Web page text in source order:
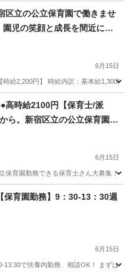
区立の公立保育園で働きませ
園児の笑顔と成長を間近に感
大募集キャンペーン手当支
6月15日
給2,200円】 時給内訳：基本給1,300
業務
高時給2100円【保育士/派
ら。新宿区立の公立保育園で
6月15日
保育園勤務できる保育士さん大募集！
保育園勤務】9：30-13：30週
6月15日
で扶養内勤務、相談OK！ まずは